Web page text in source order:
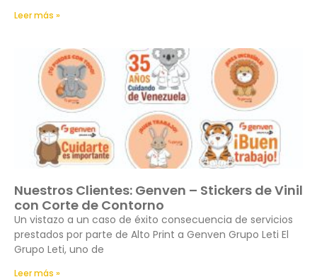
Leer más »
Nuestros Clientes: Genven – Stickers de Vinil
con Corte de Contorno
Un vistazo a un caso de éxito consecuencia de servicios
prestados por parte de Alto Print a Genven Grupo Leti El
Grupo Leti, uno de
Leer más »